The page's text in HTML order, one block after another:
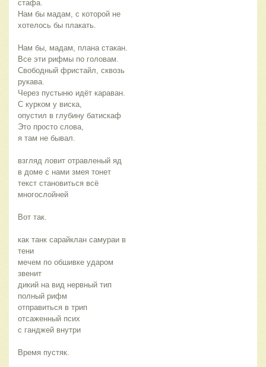
стафа.
Нам бы мадам, с которой не
хотелось бы плакать.
Нам бы, мадам, плана стакан.
Все эти рифмы по головам.
Свободный фристайл, сквозь
рукава.
Через пустыню идёт караван.
С курком у виска,
опустил в глубину батискаф
Это просто слова,
я там не бывал.
взгляд ловит отравленый яд
в доме с нами змея тонет
текст становиться всё
многослойней
Вот так.
как танк сарайклан самураи в
тени
мечем по обшивке ударом
звенит
дикий на вид нервный тип
полный рифм
отправиться в трип
отсаженный псих
с ганджей внутри
Время пустяк.